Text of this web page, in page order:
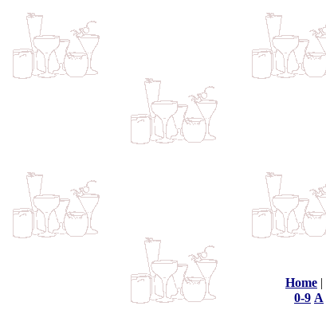
Home |
0-9 A